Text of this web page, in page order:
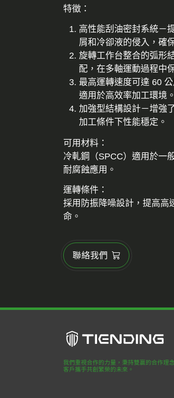
特徵：
高性能刮油密封系統－
屑和冷卻液的侵入，確
旋轉工作台整合的弧形
配，在多軸運動過程中
最高運轉速度可達 60
適用於高效率加工環境。
加強型結構設計－增強
加工條件下性能穩定。
可用材料：
冷軋鋼（SPCC）適用於一
耐腐蝕應用。
運轉條件：
採用防振降噪設計，提高高
命。
聯絡我們
我們重視合作的力量，秉持雙贏的合作理
客戶攜手共創繁榮的未來。